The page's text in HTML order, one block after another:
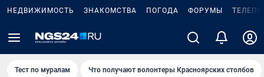
НЕДВИЖИМОСТЬ ЗНАКОМСТВА ПОГОДА ФОРУМЫ
Тест по мурaлaм Что получают волонтеры Красноярских столбов